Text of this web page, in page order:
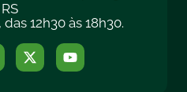
RS
12h30 às 18h30.